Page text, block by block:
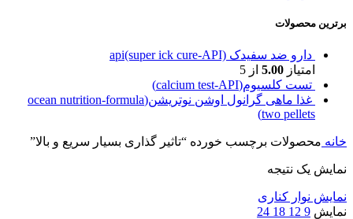
برترین محصولات
دارو ضد سفیدک api(super ick cure-API)
امتیاز 5.00 از 5
تست کلسیوم(calcium test-API)
غذا ماهی گرانول اوشن نوتریشن(ocean nutrition-formula
two pellets)
خانه محصولات برچسب خورده “تاثیر گذاری بسیار سریع و بالا”
نمایش یک نتیجه
نمایش نوار کناری
نمایش 9
12
18
24